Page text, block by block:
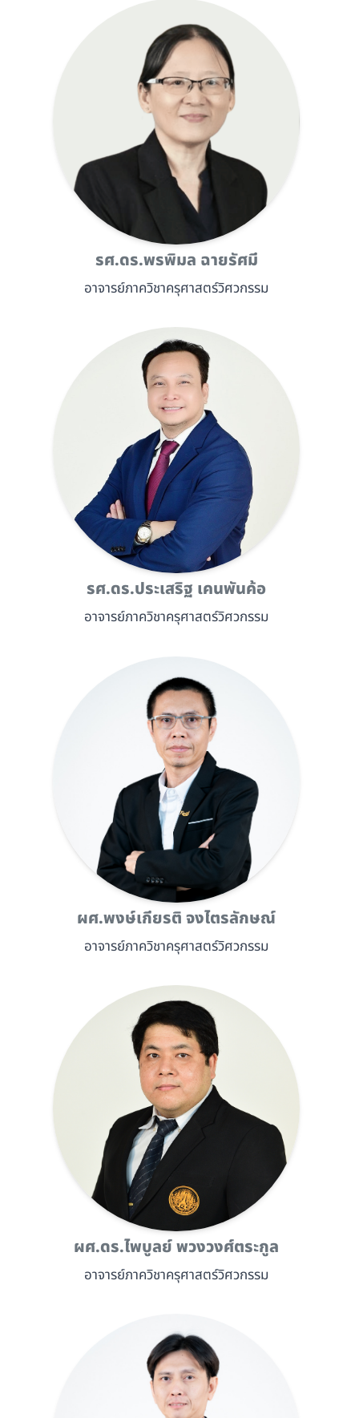
รศ.ดร.พรพิมล ฉายรัศมี
อาจารย์ภาควิชาครุศาสตร์วิศวกรรม
รศ.ดร.ประเสริฐ เคนพันค้อ
อาจารย์ภาควิชาครุศาสตร์วิศวกรรม
ผศ.พงษ์เกียรติ จงไตรลักษณ์
อาจารย์ภาควิชาครุศาสตร์วิศวกรรม
ผศ.ดร.ไพบูลย์ พวงวงศ์ตระกูล
อาจารย์ภาควิชาครุศาสตร์วิศวกรรม